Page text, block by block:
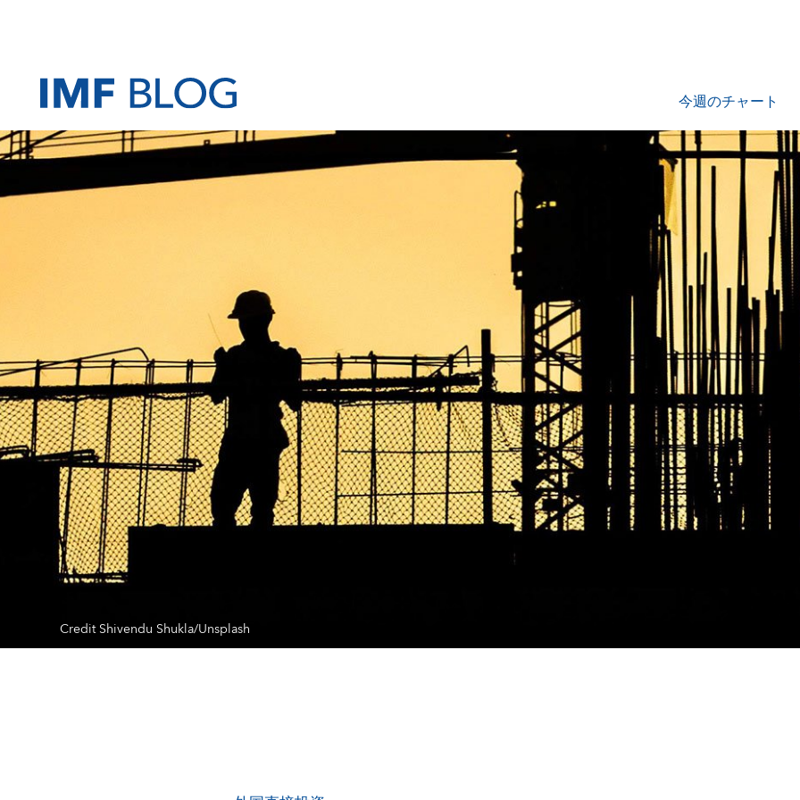
今週のチャート
Credit Shivendu Shukla/Unsplash